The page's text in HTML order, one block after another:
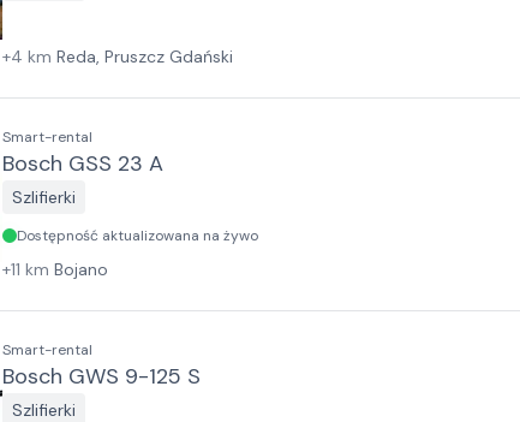
+4 km Reda, Pruszcz Gdański
Smart-rental
Bosch GSS 23 A
Szlifierki
Dostępność aktualizowana na żywo
+11 km Bojano
Smart-rental
Bosch GWS 9-125 S
Szlifierki